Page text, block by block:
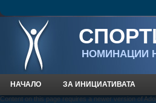
НOМИНАЦИИ
НАЧАЛО ЗА ИНИЦИАТИВАТА
Content on this page requires a newer version of